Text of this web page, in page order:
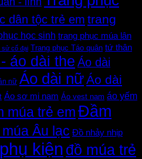
dân tộc trẻ em trang
học sinh trang phục múa lân
sử cổ đại Trang phục Táo quân tứ thân
áo dài the Áo dài
nữ Áo dài nữÁo dài
Áo sơ mi nam Áo vest nam áo yếm
múa trẻ emĐầm
Âu lạc Đồ nhảy nhịp
kiện đồ múa trẻ